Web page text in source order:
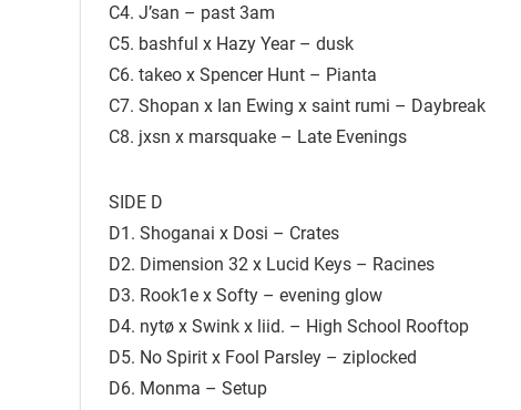
C4. J’san – past 3am
C5. bashful x Hazy Year – dusk
C6. takeo x Spencer Hunt – Pianta
C7. Shopan x Ian Ewing x saint rumi – Daybreak
C8. jxsn x marsquake – Late Evenings
SIDE D
D1. Shoganai x Dosi – Crates
D2. Dimension 32 x Lucid Keys – Racines
D3. Rook1e x Softy – evening glow
D4. nytø x Swink x liid. – High School Rooftop
D5. No Spirit x Fool Parsley – ziplocked
D6. Monma – Setup